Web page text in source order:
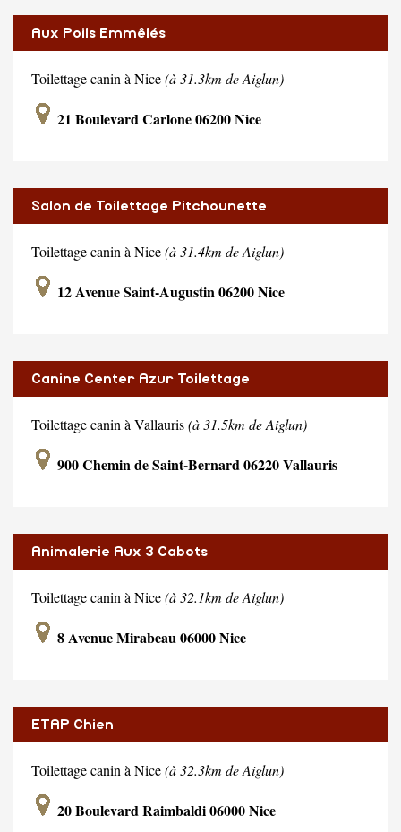
Aux Poils Emmêlés
Toilettage canin à Nice(à 31.3km de Aiglun)
21 Boulevard Carlone 06200 Nice
Salon de Toilettage Pitchounette
Toilettage canin à Nice(à 31.4km de Aiglun)
12 Avenue Saint-Augustin 06200 Nice
Canine Center Azur Toilettage
Toilettage canin à Vallauris(à 31.5km de Aiglun)
900 Chemin de Saint-Bernard 06220 Vallauris
Animalerie Aux 3 Cabots
Toilettage canin à Nice(à 32.1km de Aiglun)
8 Avenue Mirabeau 06000 Nice
ETAP Chien
Toilettage canin à Nice(à 32.3km de Aiglun)
20 Boulevard Raimbaldi 06000 Nice